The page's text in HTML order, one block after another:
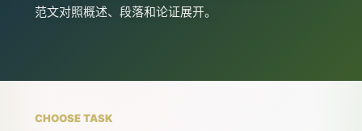
范文对照概述、段落和论证展开。
CHOOSE TASK